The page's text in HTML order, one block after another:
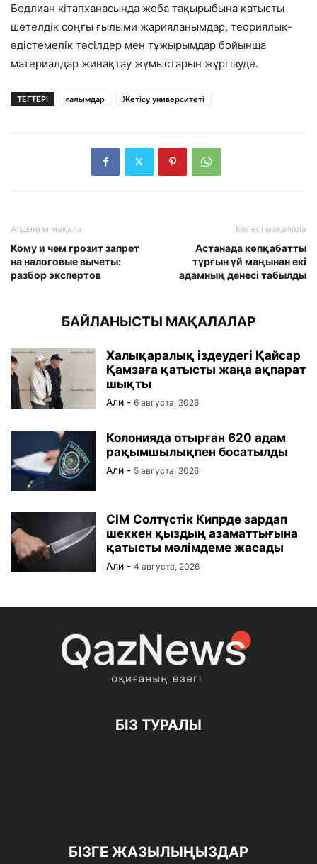
Бодлиан кітапханасында жоба тақырыбына қатысты
шетелдік соңғы ғылыми жарияланымдар, теориялық-
әдістемелік тәсілдер мен тұжырымдар бойынша
материалдар жинақтау жұмыстарын жүргізуде.
ТЕГТЕРІ ғалымдар Жетісу университеті
Алдыңғы мақала
Кому и чем грозит запрет
на налоговые вычеты:
разбор экспертов
Келесі мақалада
Астанада көпқабатты
тұрғын үй маңынан екі
адамның денесі табылды
БАЙЛАНЫСТЫ МАҚАЛАЛАР
Халықаралық іздеудегі Қайсар
Қамзаға қатысты жаңа ақпарат
шықты
Али - 6 августа, 2026
Колонияда отырған 620 адам
рақымшылықпен босатылды
Али - 5 августа, 2026
СІМ Солтүстік Кипрде зардап
шеккен қыздың азаматтығына
қатысты мәлімдеме жасады
Али - 4 августа, 2026
БІЗ ТУРАЛЫ
БІЗГЕ ЖАЗЫЛЫҢЫЗДАР